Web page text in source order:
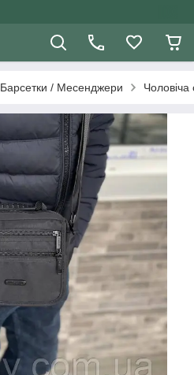
Барсетки / Месенджери